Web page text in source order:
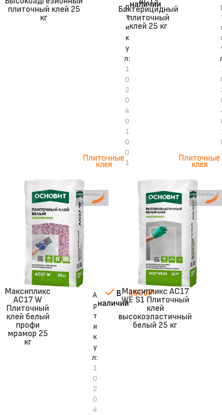
плиточный клей 25
кг
Плиточные
клея
р
т
и
к
у
л:
1
0
2
0
4
0
1
0
0
1
наличии
Бактерицидный
плиточный
клей 25 кг
Плиточные
клея
Максипликс
АС17 W
Плиточный
клей белый
профи
мрамор 25
кг
А
р
т
и
к
у
л:
1
0
2
0
4
В
наличии
1600₽
Максипликс AC17
WЕ S1 Плиточный
клей
высокоэластичный
белый 25 кг